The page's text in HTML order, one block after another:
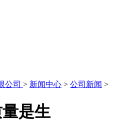
公司 > 新闻中心 > 公司新闻 >
是生